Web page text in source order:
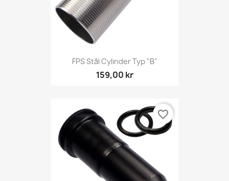
FPS Stål Cylinder Typ "B"
159,00 kr
favorite_border